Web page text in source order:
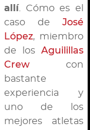
allí. Cómo es el
caso de José
López, miembro
de los Aguilillas
Crewcon
bastante
experiencia y
uno de los
mejores atletas